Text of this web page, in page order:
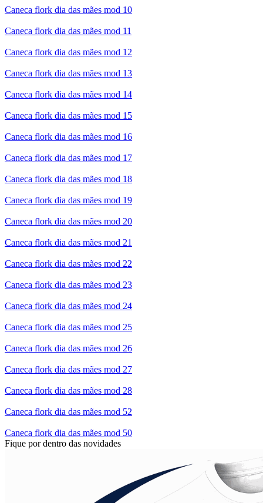
Caneca flork dia das mães mod 10
Caneca flork dia das mães mod 11
Caneca flork dia das mães mod 12
Caneca flork dia das mães mod 13
Caneca flork dia das mães mod 14
Caneca flork dia das mães mod 15
Caneca flork dia das mães mod 16
Caneca flork dia das mães mod 17
Caneca flork dia das mães mod 18
Caneca flork dia das mães mod 19
Caneca flork dia das mães mod 20
Caneca flork dia das mães mod 21
Caneca flork dia das mães mod 22
Caneca flork dia das mães mod 23
Caneca flork dia das mães mod 24
Caneca flork dia das mães mod 25
Caneca flork dia das mães mod 26
Caneca flork dia das mães mod 27
Caneca flork dia das mães mod 28
Caneca flork dia das mães mod 52
Caneca flork dia das mães mod 50
Fique por dentro das novidades